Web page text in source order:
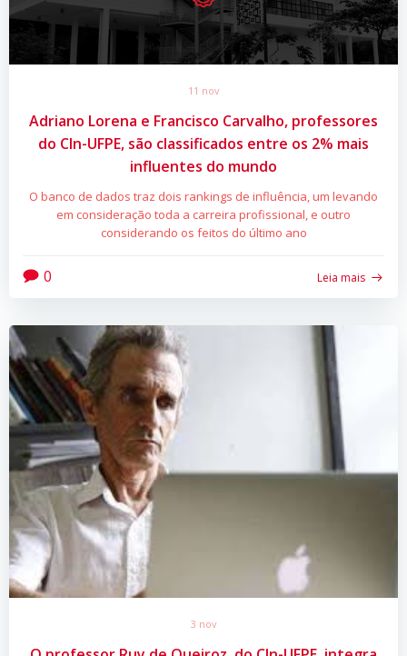
11 nov
Adriano Lorena e Francisco Carvalho, professores
do CIn-UFPE, são classificados entre os 2% mais
influentes do mundo
O banco de dados traz dois rankings de influência, um levando
em consideração toda a carreira profissional, e outro
considerando os feitos do último ano
0 Leia mais
3 nov